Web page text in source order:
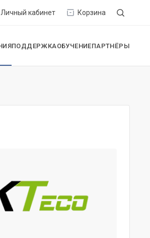
Личный кабинет Корзина
ПОДДЕРЖКАОБУЧЕНИЕПАРТНЁРЫ